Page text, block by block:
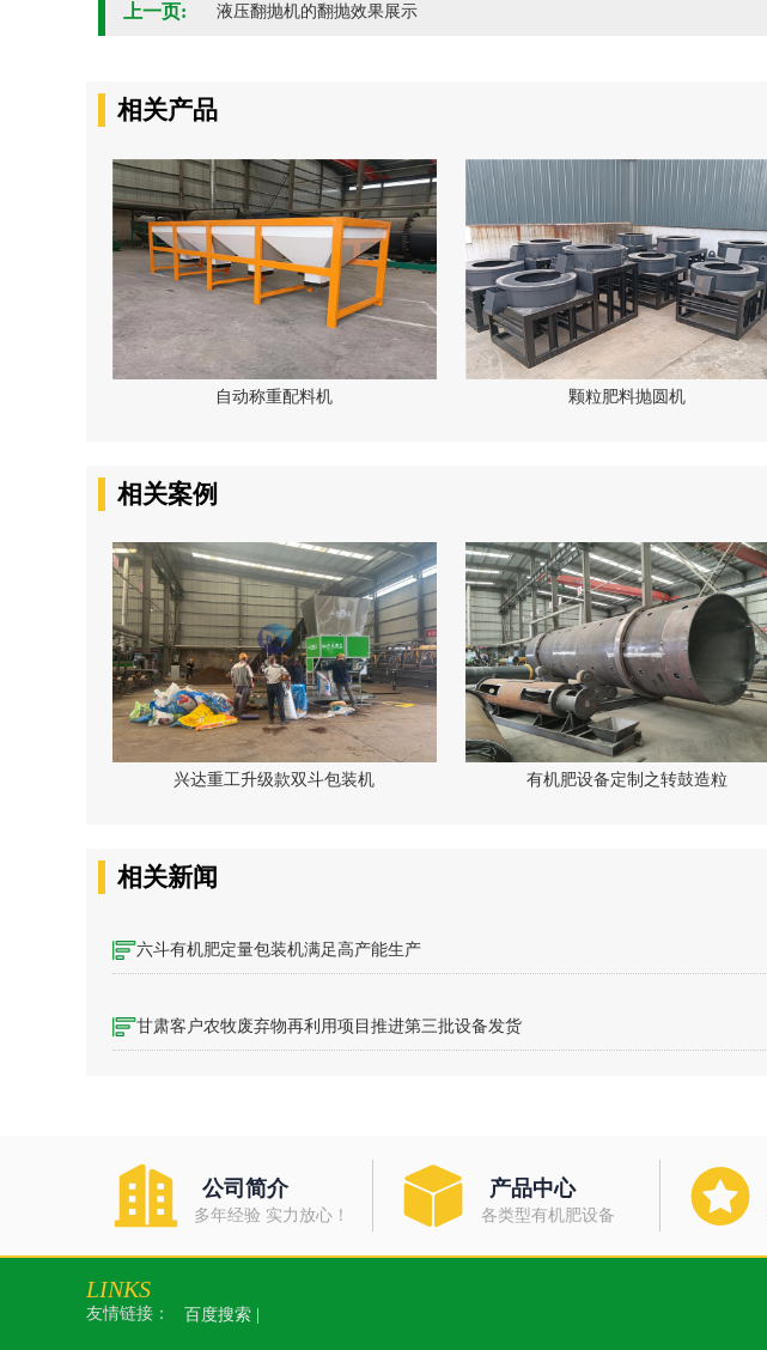
上一页: 液压翻抛机的翻抛效果展示
相关产品
自动称重配料机 颗粒肥料抛圆机
相关案例
兴达重工升级款双斗包装机 有机肥设备定制之转鼓造粒
相关新闻
六斗有机肥定量包装机满足高产能生产
甘肃客户农牧废弃物再利用项目推进第三批设备发货
公司简介
多年经验 实力放心！
产品中心
各类型有机肥设备
LINKS
友情链接： 百度搜索 |